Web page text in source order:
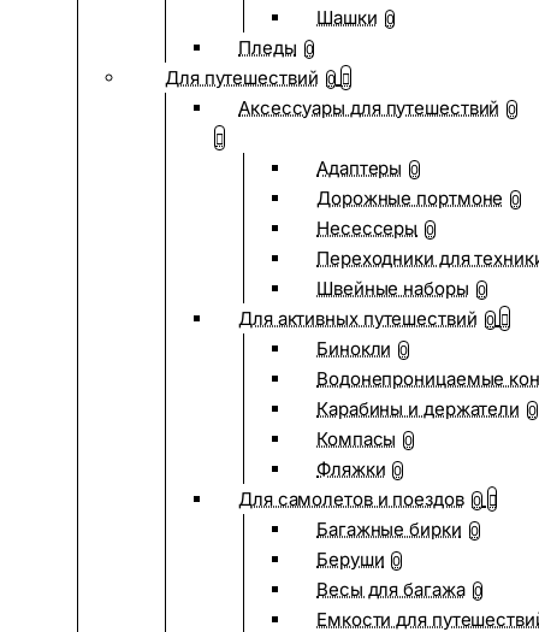
Шашки 0
Пледы 0
Для путешествий 0
Аксессуары для путешествий 0
Адаптеры 0
Дорожные портмоне 0
Несессеры 0
Переходники для
Швейные наборы 0
Для активных путешествий 0
Бинокли 0
Водонепроницаемые
Карабины и держатели 0
Компасы 0
Фляжки 0
Для самолетов и поездов 0
Багажные бирки 0
Беруши 0
Весы для багажа 0
Емкости для